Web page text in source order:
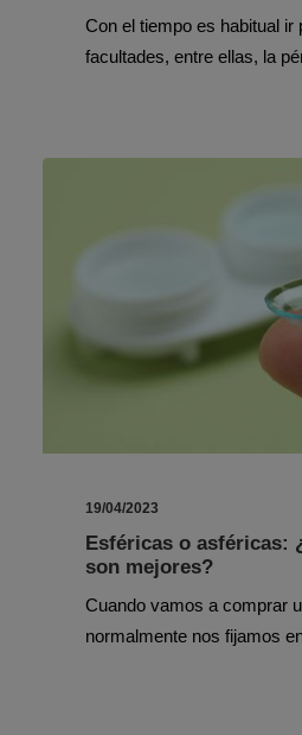
Con el tiempo es habitual ir
facultades, entre ellas, la
19/04/2023
Esféricas o asféricas:
son mejores?
Cuando vamos a comprar
normalmente nos fijamos